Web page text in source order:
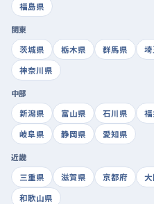
福島県
関東
茨城県
栃木県 群馬県
神奈川県
中部
新潟県
富山県 石川県
岐阜県
静岡県 愛知県
近畿
三重県
滋賀県 京都府
和歌山県